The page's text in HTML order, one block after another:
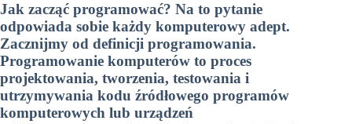
Jak zacząć programować? Na to pytanie
odpowiada sobie każdy komputerowy adept.
Zacznijmy od definicji programowania.
Programowanie komputerów to proces
projektowania, tworzenia, testowania i
utrzymywania kodu źródłowego programów
komputerowych lub urządzeń